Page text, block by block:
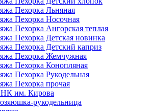
Пехорка Льняная
Пехорка Носочная
Пехорка Ангорская теплая
Пехорка Детская новинка
Пехорка Детский каприз
Пехорка Жемчужная
Пехорка Конопляная
Пехорка Рукодельная
Пехорка прочая
им. Кирова
рукодельница